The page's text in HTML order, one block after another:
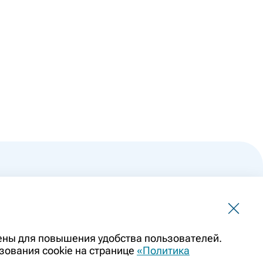
должна использоваться для самостоятельной
заменой очной консультации врача. Перед применением
препарата. Информация о лекарственных
для повышения удобства пользователей.
cookie на странице «Политика